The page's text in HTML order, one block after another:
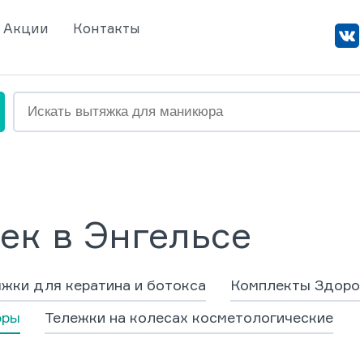
Акции
Контакты
в Энгельсе
для кератина и ботокса Комплекты
Тележки на колесах косметологические